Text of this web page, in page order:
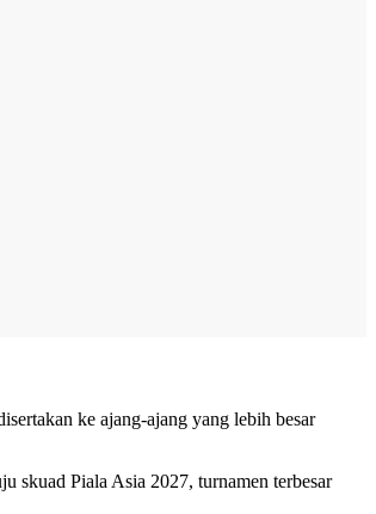
ke ajang-ajang yang lebih besar
skuad Piala Asia 2027, turnamen terbesar